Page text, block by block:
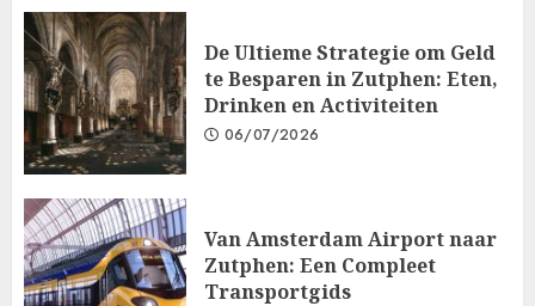
De Ultieme Strategie om Geld
te Besparen in Zutphen: Eten,
Drinken en Activiteiten
06/07/2026
Van Amsterdam Airport naar
Zutphen: Een Compleet
Transportgids